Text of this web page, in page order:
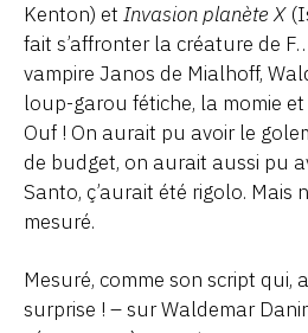
Kenton) et Invasion planète X
fait s’affronter la créature de
vampire Janos de Mialhoff,
loup-garou fétiche, la momie
Ouf ! On aurait pu avoir le
de budget, on aurait aussi pu
Santo, ç’aurait été rigolo. Mais
mesuré.
Mesuré, comme son script qui,
surprise ! – sur Waldemar